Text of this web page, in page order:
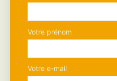
Votre prénom
Votre e-mail